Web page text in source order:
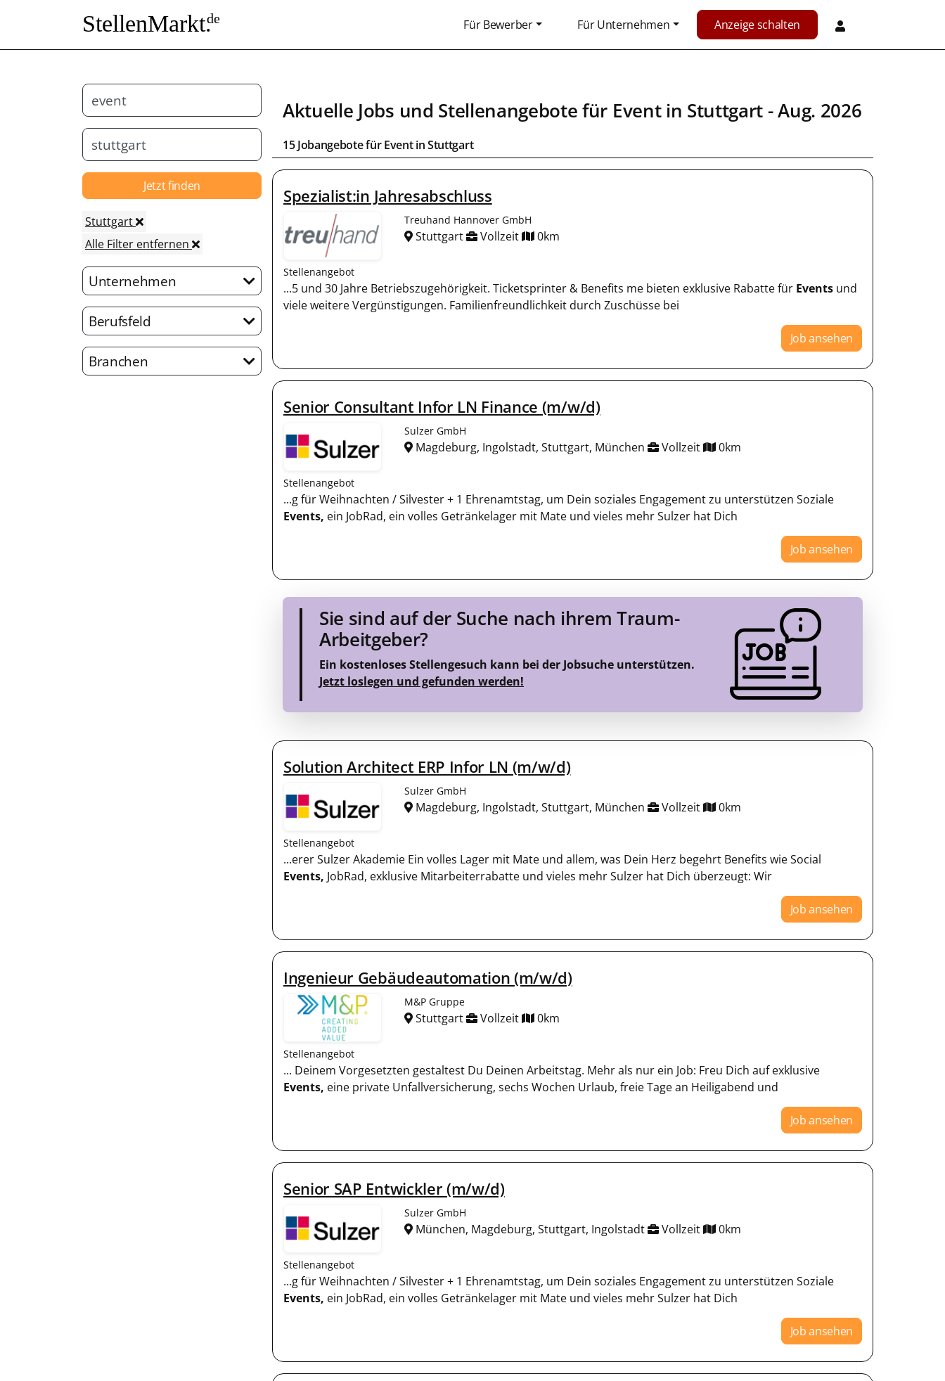
StellenMarkt.de Für Bewerber Für Unternehmen Anzeige schalten
Jetzt finden
Stuttgart
Alle Filter entfernen
Unternehmen
Berufsfeld
Branchen
Aktuelle Jobs und Stellenangebote für Eventin Stuttgart - Aug. 2026
15 Jobangebote fürEventinStuttgart
Spezialist:in Jahresabschluss
Treuhand Hannover GmbH
Stuttgart Vollzeit 0km
Stellenangebot
...5 und 30 Jahre Betriebszugehörigkeit. Ticketsprinter & Benefits me bieten exklusive Rabatte für Events und
viele weitere Vergünstigungen. Familienfreundlichkeit durch Zuschüsse bei
Job ansehen
Senior Consultant Infor LN Finance (m/w/d)
Sulzer GmbH
Magdeburg, Ingolstadt, Stuttgart, München Vollzeit 0km
Stellenangebot
...g für Weihnachten / Silvester + 1 Ehrenamtstag, um Dein soziales Engagement zu unterstützen Soziale
Events, ein JobRad, ein volles Getränkelager mit Mate und vieles mehr Sulzer hat Dich
Job ansehen
Sie sind auf der Suche nach ihrem Traum-
Arbeitgeber?
Ein kostenloses Stellengesuch kann bei der Jobsuche unterstützen.
Jetzt loslegen und gefunden werden!
Solution Architect ERP Infor LN (m/w/d)
Sulzer GmbH
Magdeburg, Ingolstadt, Stuttgart, München Vollzeit 0km
Stellenangebot
...erer Sulzer Akademie Ein volles Lager mit Mate und allem, was Dein Herz begehrt Benefits wie Social
Events, JobRad, exklusive Mitarbeiterrabatte und vieles mehr Sulzer hat Dich überzeugt: Wir
Job ansehen
Ingenieur Gebäudeautomation (m/w/d)
M&P Gruppe
Stuttgart Vollzeit 0km
Stellenangebot
... Deinem Vorgesetzten gestaltest Du Deinen Arbeitstag. Mehr als nur ein Job: Freu Dich auf exklusive
Events, eine private Unfallversicherung, sechs Wochen Urlaub, freie Tage an Heiligabend und
Job ansehen
Senior SAP Entwickler (m/w/d)
Sulzer GmbH
München, Magdeburg, Stuttgart, Ingolstadt Vollzeit 0km
Stellenangebot
...g für Weihnachten / Silvester + 1 Ehrenamtstag, um Dein soziales Engagement zu unterstützen Soziale
Events, ein JobRad, ein volles Getränkelager mit Mate und vieles mehr Sulzer hat Dich
Job ansehen